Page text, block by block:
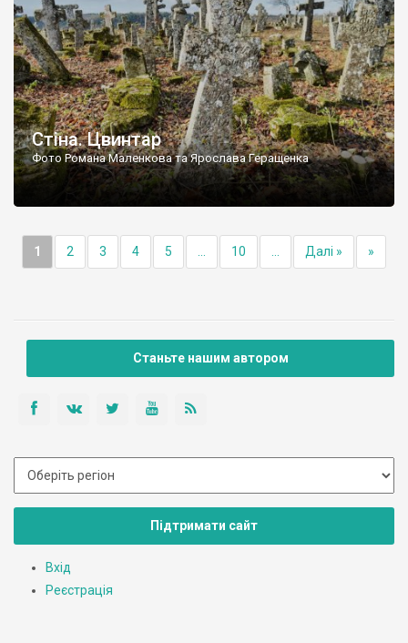
Стіна. Цвинтар
Фото Романа Маленкова та Ярослава Геращенка
1 2 3 4 5 10 Далі » »
Станьте нашим автором
Підтримати сайт
Вхід
Реєстрація